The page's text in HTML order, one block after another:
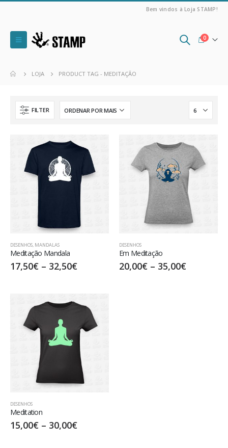
Bem vindos à Loja STAMP!
0
LOJA PRODUCT TAG - MEDITAÇÃO
FILTER
DESENHOS, MANDALAS
Meditação Mandala
17,50€ – 32,50€
DESENHOS
Em Meditação
20,00€ – 35,00€
DESENHOS
Meditation
15,00€ – 30,00€